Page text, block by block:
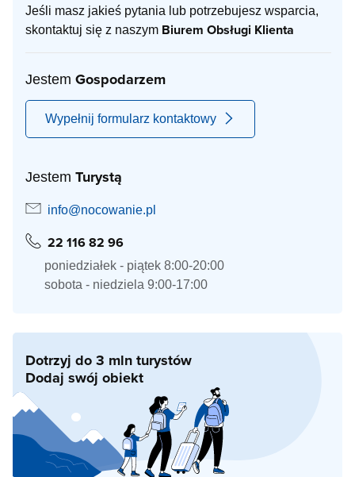
Jeśli masz jakieś pytania lub potrzebujesz wsparcia,
skontaktuj się z naszym Biurem Obsługi Klienta
Jestem Gospodarzem
Wypełnij formularz kontaktowy
Jestem Turystą
info@nocowanie.pl
22 116 82 96
poniedziałek - piątek 8:00-20:00
sobota - niedziela 9:00-17:00
Dotrzyj do 3 mln turystów
Dodaj swój obiekt